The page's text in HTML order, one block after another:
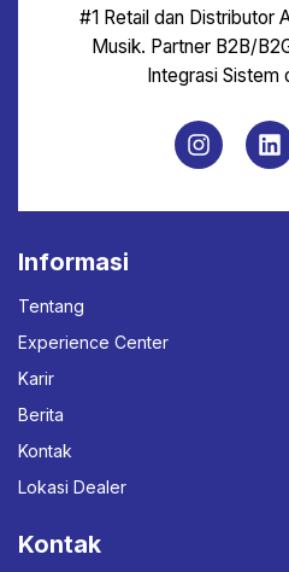
#1 Retail dan Distributor
Musik. Partner B2B/
Integrasi Sistem
Informasi
Tentang
Experience Center
Karir
Berita
Kontak
Lokasi Dealer
Kontak